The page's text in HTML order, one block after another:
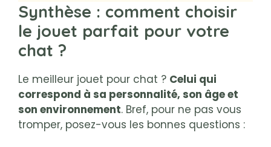
Synthèse : comment choisir
le jouet parfait pour votre
chat ?
Le meilleur jouet pour chat ? Celui qui
correspond à sa personnalité, son âge et
son environnement. Bref, pour ne pas vous
tromper, posez-vous les bonnes questions :